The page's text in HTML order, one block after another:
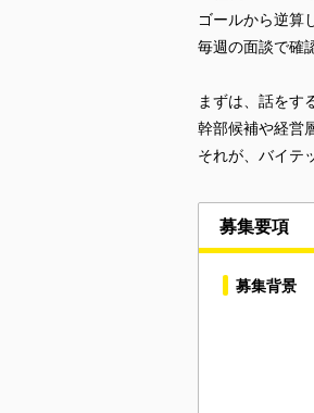
ゴールから逆算
毎週の面談で確
まずは、話をす
幹部候補や経営
それが、バイテ
募集要項
募集背景